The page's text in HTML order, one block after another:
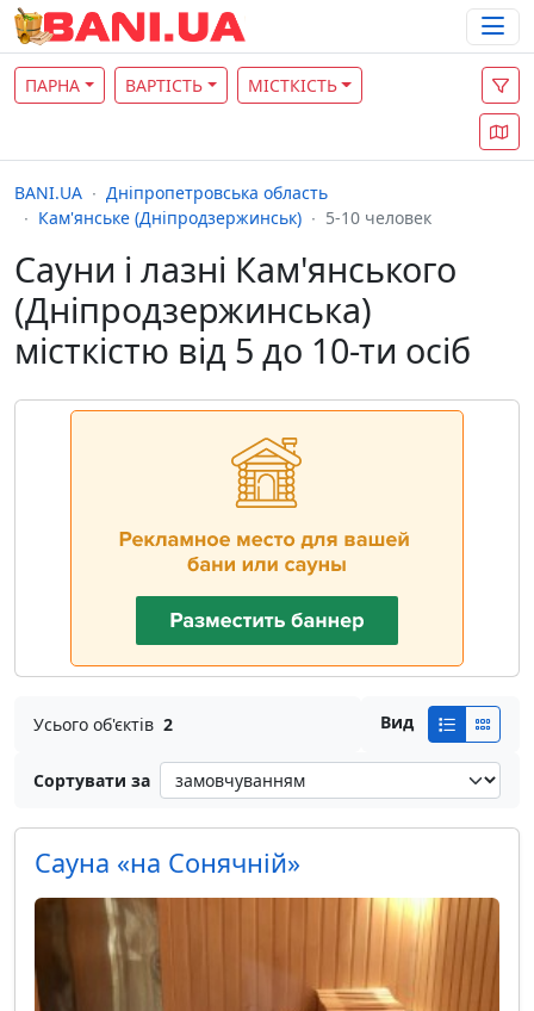
ПАРНА ВАРТІСТЬ МІСТКІСТЬ
BANI.UA
Дніпропетровська область
Кам'янське (Дніпродзержинськ)
5-10 человек
Сауни і лазні Кам'янського
(Дніпродзержинська)
місткістю від 5 до 10-ти осіб
Усього об'єктів 2 Вид
Сортувати за
Сауна «на Сонячній»